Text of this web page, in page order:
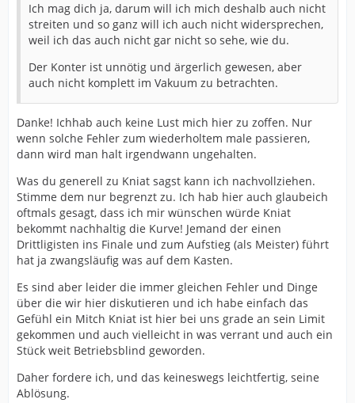
Ich mag dich ja, darum will ich mich deshalb auch nicht
streiten und so ganz will ich auch nicht widersprechen,
weil ich das auch nicht gar nicht so sehe, wie du.
Der Konter ist unnötig und ärgerlich gewesen, aber
auch nicht komplett im Vakuum zu betrachten.
Danke! Ichhab auch keine Lust mich hier zu zoffen. Nur
wenn solche Fehler zum wiederholtem male passieren,
dann wird man halt irgendwann ungehalten.
Was du generell zu Kniat sagst kann ich nachvollziehen.
Stimme dem nur begrenzt zu. Ich hab hier auch glaubeich
oftmals gesagt, dass ich mir wünschen würde Kniat
bekommt nachhaltig die Kurve! Jemand der einen
Drittligisten ins Finale und zum Aufstieg (als Meister) führt
hat ja zwangsläufig was auf dem Kasten.
Es sind aber leider die immer gleichen Fehler und Dinge
über die wir hier diskutieren und ich habe einfach das
Gefühl ein Mitch Kniat ist hier bei uns grade an sein Limit
gekommen und auch vielleicht in was verrant und auch ein
Stück weit Betriebsblind geworden.
Daher fordere ich, und das keineswegs leichtfertig, seine
Ablösung.